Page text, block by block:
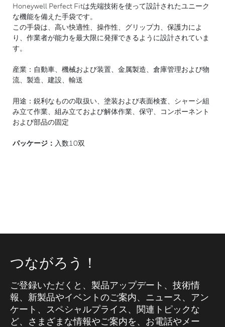
Honeywell Perfect Fitは先端技術を使って設計されたユニーク
な機能を備えた手袋です。
この手袋は、高い快適性、操作性、グリップ力、保護力によ
り、作業者が能力を最大限に発揮できるように設計されていま
す。
産業：自動車、機械および装置、金属製造、倉庫管理および物
流、製造、建設、輸送
用途：鋭利なものの取扱い、塗装および表面検査、シャーシ組
み立て作業、組み立ておよび解体作業、保守、コンポーネント
および部品の固定
パッケージ： 入数10双
つながろう！
ご登録いただくと、製品アップデート、技術情
報、新製品やイベントのご案内、ニュース、アン
ケート、スペシャルプライス、関連トピックな
ど、さまざまな情報やご案内を、お電話やメー